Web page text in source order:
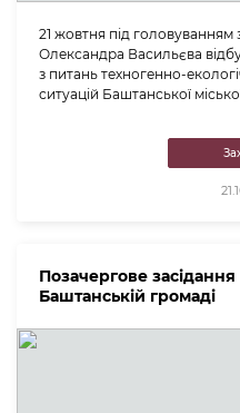
21 жовтня під головуванням
Олександра Васильєва
з питань техногенно-
ситуацій Баштанської
Позачергове засідання
Баштанській громаді